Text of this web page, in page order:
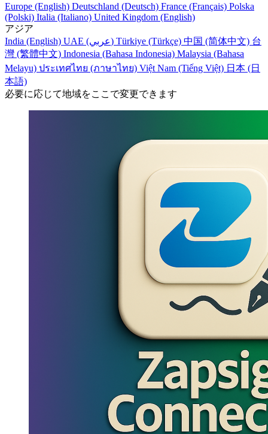
Europe (English) Deutschland (Deutsch) France (Français) Polska
(Polski) Italia (Italiano) United Kingdom (English)
アジア
India (English)
UAE (عربي) Türkiye (Türkçe) 中国 (简体中文) 台
灣 (繁體中文) Indonesia (Bahasa Indonesia) Malaysia (Bahasa
Melayu) ประเทศไทย (ภาษาไทย) Việt Nam (Tiếng Việt) 日本 (日
本語)
必要に応じて地域をここで変更できます